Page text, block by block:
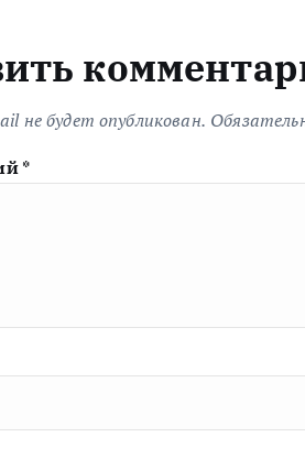
не будет опубликован.
*